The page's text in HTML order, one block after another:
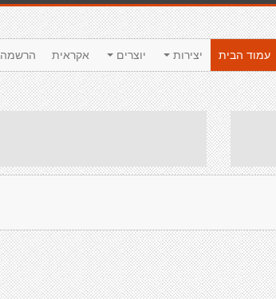
הרשמה אקראית יוצרים יצירות
עמוד הבית